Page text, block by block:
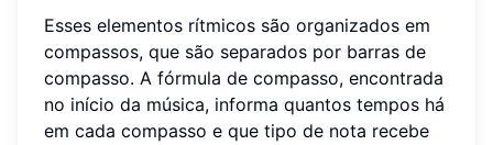
Esses elementos rítmicos são organizados em
compassos, que são separados por barras de
compasso. A fórmula de compasso, encontrada
no início da música, informa quantos tempos há
em cada compasso e que tipo de nota recebe